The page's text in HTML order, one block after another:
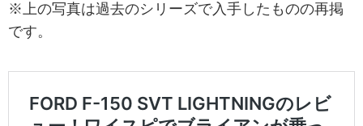
※上の写真は過去のシリーズで入手したものの再掲
です。